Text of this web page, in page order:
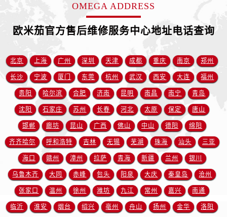
安徽省宿州市埇桥区人民中路欧米茄售后服务中心（需提前预约）
安徽省芜湖市镜湖区中山路步行街欧米茄售后服务中心（需提前预约）
安徽省宣城市宣州区叠嶂西路欧米茄售后服务中心（需提前预约）
福建省龙岩市新罗区九一南路欧米茄售后服务中心（需提前预约）
福建省南平市建阳区人民西路欧米茄售后服务中心（需提前预约）
福建省宁德市蕉城区天湖东路欧米茄售后服务中心（需提前预约）
福建省莆田市城厢区霞林街道荔华东大道欧米茄售后服务中心（需提前预约）
福建省三明市三元区东乾二路欧米茄售后服务中心（需提前预约）
福建省漳州市龙文区步港路欧米茄售后服务中心（需提前预约）
江苏省常州市新北区龙锦路1590号现代传媒中心5号楼10层1008室欧米茄售后服务中心（需提前预约）
江苏省淮安市清江浦区淮海北路欧米茄售后服务中心（需提前预约）
江苏省连云港市海州区通灌北路欧米茄售后服务中心（需提前预约）
OMEGA ADDRESS
欧米茄官方售后维修服务中心地址电话查询
北京 上海 广州 深圳 天津 成都 重庆 南京 郑州
长沙 宁波 厦门 东莞 杭州 武汉 西安 大连 福州
贵阳 哈尔滨 合肥 济南 昆明 南昌 南宁 青岛
沈阳 石家庄 苏州 长春 河北 太原 保定 唐山
邯郸 廊坊 昆山 广西 佛山 中山 德阳 绵阳
齐齐哈尔 呼和浩特 吉林 无锡 芜湖 珠海 汕头 三亚
海口 赣州 漳州 拉萨 青海 新疆 兰州 银川
乌鲁木齐 大同 赤峰 包头 阳泉 大庆 秦皇岛 沧州
张家口 温州 徐州 潍坊 九江 常州 嘉兴 南通
临沂 淮安 烟台 绍兴 亳州 舟山 扬州 金华 洛阳